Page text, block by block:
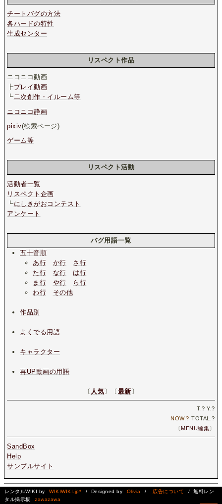
チートバグの方法
各ハードの特性
生成センター
リスペクト作品
ニコニコ動画
┣プレイ動画
┗二次創作・イルーム等
ニコニコ静画
pixiv(検索ページ)
ゲーム等
リスペクト活動
活動者一覧
リスペクト企画
┗にしきがおコンテスト
アンケート
バグ用語一覧
五十音順
あ行
か行
さ行
た行
な行
は行
ま行
や行
ら行
わ行
その他
作品別
よくでる用語
キャラクター
再UP動画の用語
〔 人気〕〔 最新 〕
T.? Y.?
NOW.? TOTAL.?
〔MENU編集〕
SandBox
Help
サンプルサイト
レンタルWIKI by WIKIWIKI.jp* / Designed by Olivia / 広告について
/ 無料レン
タル掲示板
zawazawa